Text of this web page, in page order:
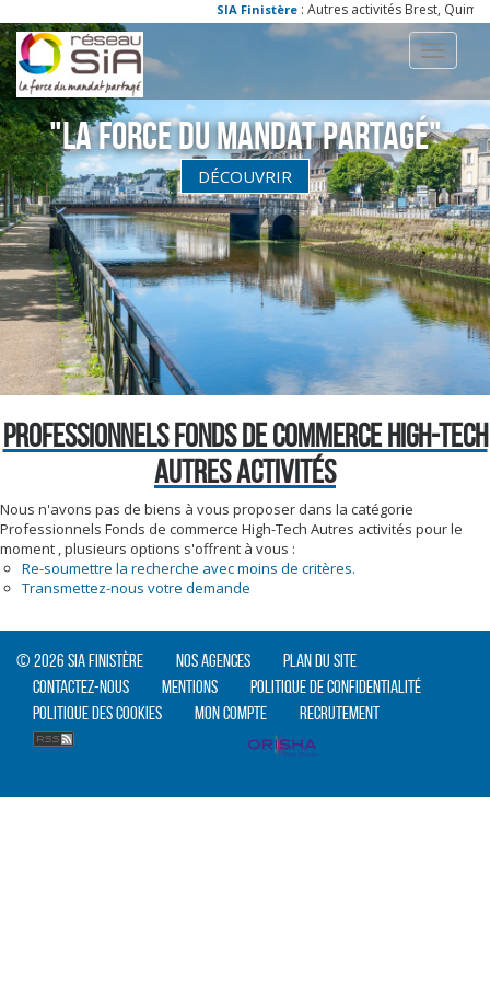
SIA Finistère: Autres activités Brest,
Toggle
"La Force du Mandat partagé"
DÉCOUVRIR
PROFESSIONNELS FONDS DE COMMERCE HIGH-TECH
AUTRES ACTIVITÉS
Nous n'avons pas de biens à vous proposer dans la catégorie
Professionnels Fonds de commerce High-Tech Autres activités pour le
moment , plusieurs options s'offrent à vous :
Re-soumettre la recherche avec moins de critères.
Transmettez-nous votre demande
© 2026 SIA Finistère Nos agences
Plan du site
Contactez-nous
Mentions
Politique de confidentialité
Politique des cookies
Mon compte Recrutement